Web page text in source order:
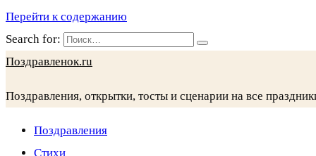
Перейти к содержанию
Search for:
Поздравленок.ru
Поздравления, открытки, тосты и сценарии на все
Поздравления
Стихи